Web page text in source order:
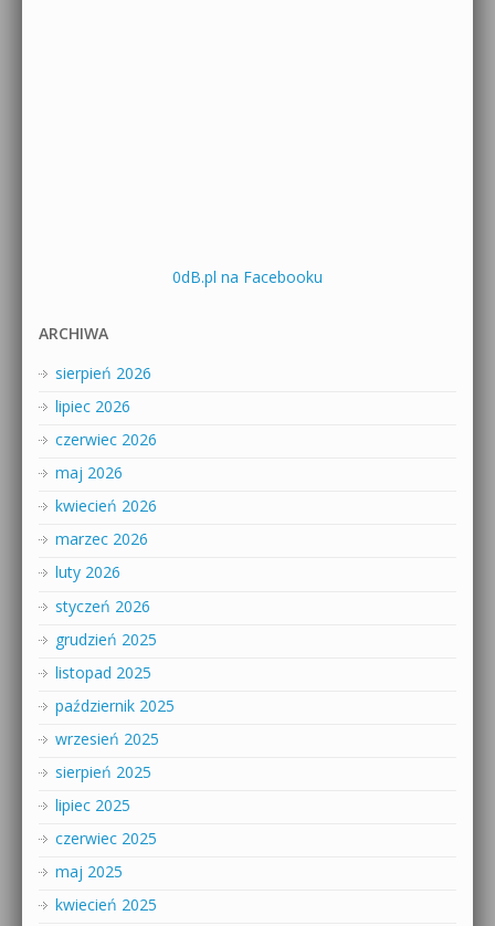
0dB.pl na Facebooku
ARCHIWA
sierpień 2026
lipiec 2026
czerwiec 2026
maj 2026
kwiecień 2026
marzec 2026
luty 2026
styczeń 2026
grudzień 2025
listopad 2025
październik 2025
wrzesień 2025
sierpień 2025
lipiec 2025
czerwiec 2025
maj 2025
kwiecień 2025